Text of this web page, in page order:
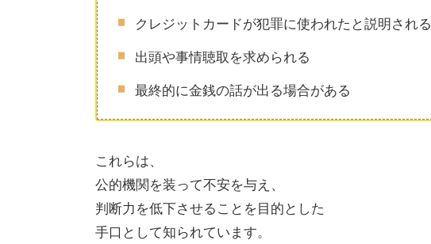
クレジットカードが犯罪に使われたと説明される
出頭や事情聴取を求められる
最終的に金銭の話が出る場合がある
これらは、
公的機関を装って不安を与え、
判断力を低下させることを目的とした
手口として知られています。